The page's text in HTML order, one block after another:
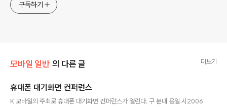
구독하기
모바일 일반 의 다른 글 더보기
휴대폰 대기화면 컨퍼런스
K 모바일의 주최로 휴대폰 대기화면 컨퍼런스가 열린다. 구 분내 용일 시2006